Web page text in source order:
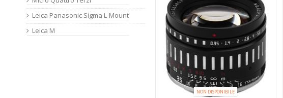
NON DISPONIBILE
Leica Panasonic Sigma L-Mount
Leica M